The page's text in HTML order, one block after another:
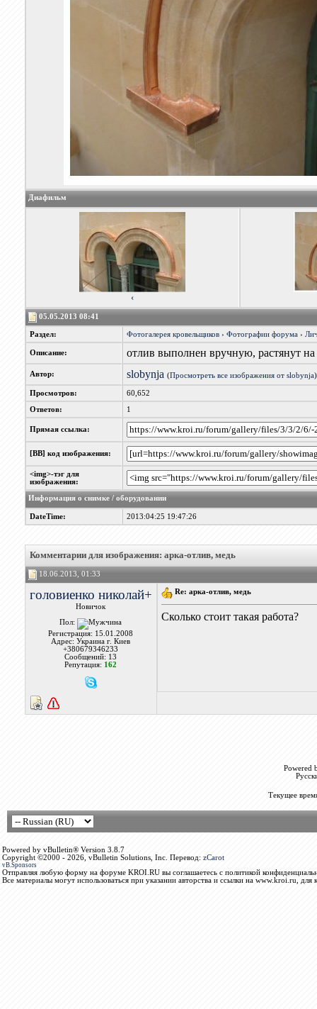
Диафильм
‹
05.05.2013 08:41
Раздел: Фотогалерея кровельщиков› Фотографии форума›
Описание: отлив выполнен вручную, растянут
Автор: slobynja (Просмотреть все изображения от slobynja)
Просмотров: 60,652
Ответов: 1
Прямая ссылка:
[BB] код изображения:
<img>-тэг для
изображения:
Информация о снимке / оборудовании
DateTime: 2013:04:25 19:47:26
Комментарии для изображения: арка-отлив, медь
18.06.2013, 01:33
головиенко николай+
Новичок
Пол:
Регистрация: 15.01.2008
Адрес: Украина г. Киев
+380679346233
Сообщений: 13
Репутация: 162
Re: арка-отлив, медь
Сколько стоит такая работа?
Powered
Текущее
Powered by vBulletin® Version 3.8.7
Copyright ©2000 - 2026, vBulletin Solutions, Inc. Перевод: zCarot
vB.Sponsors
Отправляя любую форму на форуме KROI.RU вы соглашаетесь с политикой
Все материалы могут использоваться при указании авторства и ссылки на www.kroi.ru, для